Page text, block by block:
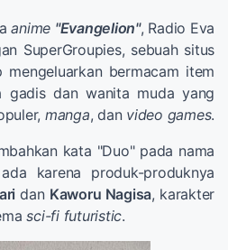
anime "Evangelion", Radio Eva
SuperGroupies, sebuah situs
bermacam item
gadis dan wanita muda yang
manga, dan video games.
kata "Duo" pada nama
karena produk-produknya
dan Kaworu Nagisa, karakter
sci-fi futuristic.